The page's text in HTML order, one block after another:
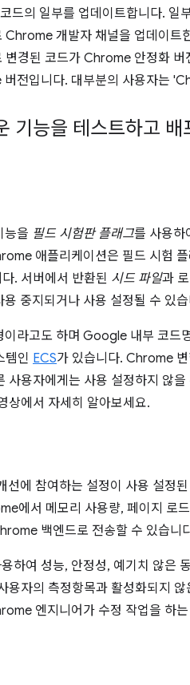
드의 일부를 업데이트합니다.
Chrome 개발자 채널을 업데이
변경된 코드가 Chrome 안정화
전입니다. 대부분의 사용자는
기능을 테스트하고
능을 필드 시험판 플래그를 사용하
애플리케이션은 필드 시험
. 서버에서 반환된 시드 파일과
중지되거나 사용 설정될 수 있
라고도 하며 Google 내부 코
템인 ECS가 있습니다. Chrome
사용자에게는 사용 설정하지 않
상에서 자세히 알아보세요.
에 참여하는 설정이 사용 설정
에서 메모리 사용량, 페이지 로
백엔드로 전송할 수 있습니
하여 성능, 안정성, 예기치 않은
용자의 측정항목과 활성화되지
엔지니어가 수정 작업을 하